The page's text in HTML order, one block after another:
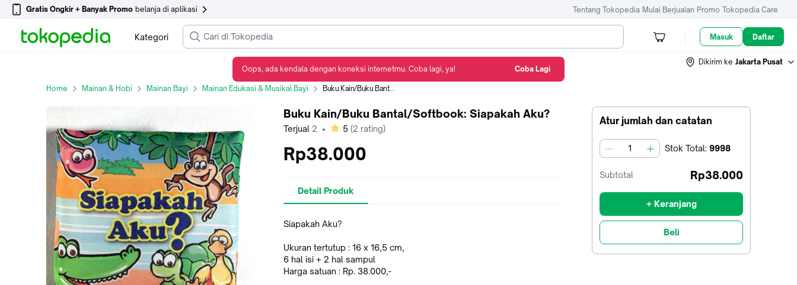
Gratis Ongkir + Banyak Promo belanja di aplikasi Tentang Tokopedia Mulai Berjualan Promo Tokopedia Care
Kategori Masuk Daftar
Dikirim ke Jakarta Pusat
Home Mainan & Hobi Mainan Bayi Mainan Edukasi & Musikal Bayi Buku Kain/Buku Bantal/Softbook: Siapakah Aku?
Atur jumlah dan catatan
jumlah Stok Total: 9998
Subtotal Rp38.000
+ Keranjang
Beli
Buku Kain/Buku Bantal/Softbook: Siapakah Aku?
Terjual 2 • bintang
5 (2 rating)
Rp38.000
Detail Produk
Siapakah Aku?
Ukuran tertutup : 16 x 16,5 cm,
6 hal isi + 2 hal sampul
Harga satuan : Rp. 38.000,-
Oops, ada kendala dengan koneksi internetmu. Coba lagi, ya! Coba Lagi